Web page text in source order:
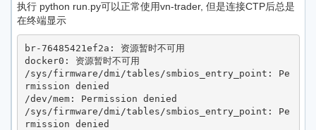
执行 python run.py可以正常使用vn-trader, 但是连接CTP后总是
在终端显示
br-76485421ef2a: 资源暂时不可用
docker0: 资源暂时不可用
/sys/firmware/dmi/tables/smbios_entry_point: Pe
rmission denied
/dev/mem: Permission denied
/sys/firmware/dmi/tables/smbios_entry_point: Pe
rmission denied